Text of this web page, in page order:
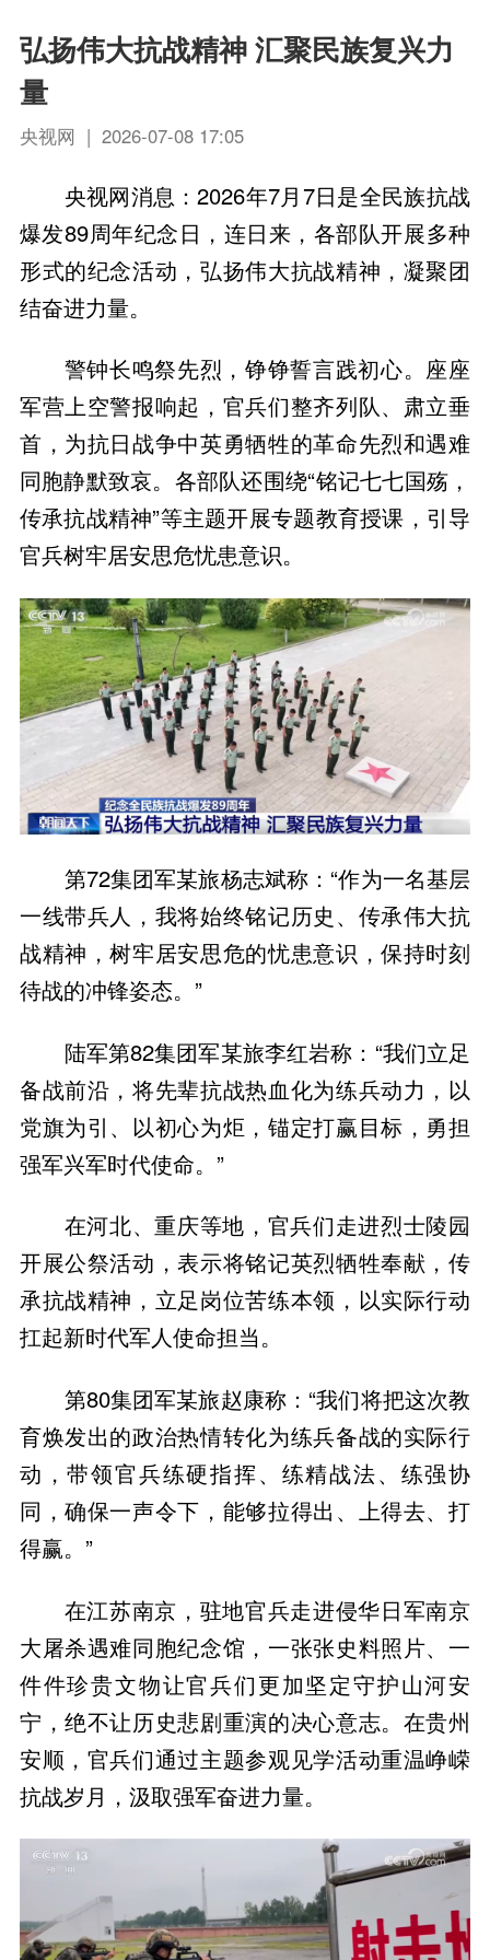
弘扬伟大抗战精神 汇聚民族复兴力
量
央视网 | 2026-07-08 17:05
央视网消息：2026年7月7日是全民族抗战
爆发89周年纪念日，连日来，各部队开展多种
形式的纪念活动，弘扬伟大抗战精神，凝聚团
结奋进力量。
警钟长鸣祭先烈，铮铮誓言践初心。座座
军营上空警报响起，官兵们整齐列队、肃立垂
首，为抗日战争中英勇牺牲的革命先烈和遇难
同胞静默致哀。各部队还围绕“铭记七七国殇，
传承抗战精神”等主题开展专题教育授课，引导
官兵树牢居安思危忧患意识。
第72集团军某旅杨志斌称：“作为一名基层
一线带兵人，我将始终铭记历史、传承伟大抗
战精神，树牢居安思危的忧患意识，保持时刻
待战的冲锋姿态。”
陆军第82集团军某旅李红岩称：“我们立足
备战前沿，将先辈抗战热血化为练兵动力，以
党旗为引、以初心为炬，锚定打赢目标，勇担
强军兴军时代使命。”
在河北、重庆等地，官兵们走进烈士陵园
开展公祭活动，表示将铭记英烈牺牲奉献，传
承抗战精神，立足岗位苦练本领，以实际行动
扛起新时代军人使命担当。
第80集团军某旅赵康称：“我们将把这次教
育焕发出的政治热情转化为练兵备战的实际行
动，带领官兵练硬指挥、练精战法、练强协
同，确保一声令下，能够拉得出、上得去、打
得赢。”
在江苏南京，驻地官兵走进侵华日军南京
大屠杀遇难同胞纪念馆，一张张史料照片、一
件件珍贵文物让官兵们更加坚定守护山河安
宁，绝不让历史悲剧重演的决心意志。在贵州
安顺，官兵们通过主题参观见学活动重温峥嵘
抗战岁月，汲取强军奋进力量。